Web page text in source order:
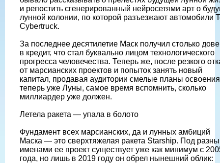
и репостить сгенерированный нейросетями арт о
лунной колонии, по которой разъезжают автомобили
Cybertruck.
За последнее десятилетие Маск получил столько
в кредит, что стал буквально лицом технологического
прогресса человечества. Теперь же, после резкого
от марсианских проектов и попыток занять новый
капитал, продавая аудитории смелые планы освоения
теперь уже Луны, самое время вспомнить, сколько
миллиардер уже должен.
Летела ракета — упала в болото
Фундамент всех марсианских, да и лунных амбиций
Маска — это сверхтяжелая ракета Starship. Под
именами ее проект существует уже как минимум с
года, но лишь в 2019 году он обрел нынешний облик: